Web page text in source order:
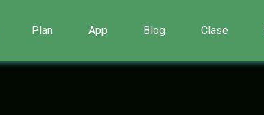
Plan App Blog Clase